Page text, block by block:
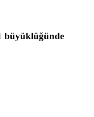
büyüklüğünde